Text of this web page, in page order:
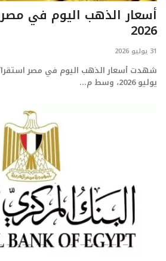
2026
31 يوليو 2026
يوليو 2026، وسط م...